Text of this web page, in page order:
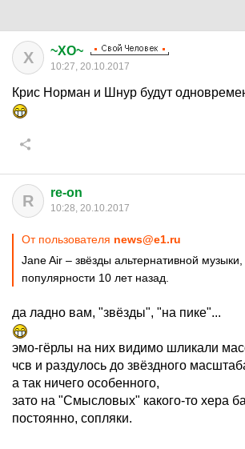
X ~XO~
10:27, 20.10.2017
Крис Норман и Шнур будут
R re-on
10:28, 20.10.2017
От пользователя news@e1.ru
Jane Air – звёзды альтернативной
популярности 10 лет назад.
да ладно вам, "звёзды", "на пике"...
эмо-гёрлы на них видимо шликали
чсв и раздулось до звёздного
а так ничего особенного,
зато на "Смысловых" какого-то хера
постоянно, сопляки.